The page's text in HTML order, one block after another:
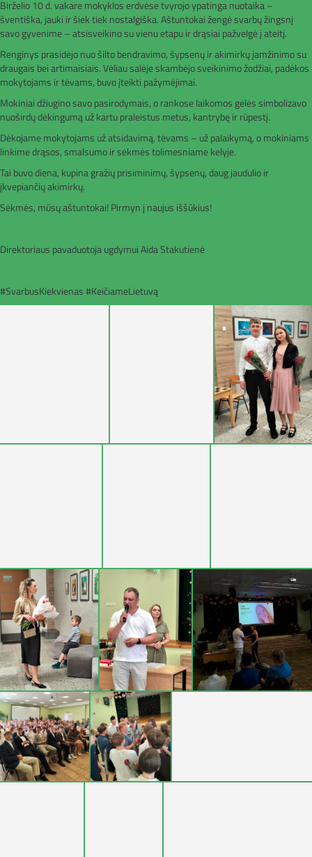
Birželio 10 d. vakare mokyklos erdvėse tvyrojo ypatinga nuotaika –
šventiška, jauki ir šiek tiek nostalgiška. Aštuntokai žengė svarbų žingsnį
savo gyvenime – atsisveikino su vienu etapu ir drąsiai pažvelgė į ateitį.
Renginys prasidėjo nuo šilto bendravimo, šypsenų ir akimirkų įamžinimo su
draugais bei artimaisiais. Vėliau salėje skambėjo sveikinimo žodžiai, padėkos
mokytojams ir tėvams, buvo įteikti pažymėjimai.
Mokiniai džiugino savo pasirodymais, o rankose laikomos gėlės simbolizavo
nuoširdų dėkingumą už kartu praleistus metus, kantrybę ir rūpestį.
Dėkojame mokytojams už atsidavimą, tėvams – už palaikymą, o mokiniams
linkime drąsos, smalsumo ir sėkmės tolimesniame kelyje.
Tai buvo diena, kupina gražių prisiminimų, šypsenų, daug jaudulio ir
įkvepiančių akimirkų.
Sėkmės, mūsų aštuntokai! Pirmyn į naujus iššūkius!
Direktoriaus pavaduotoja ugdymui Aida Stakutienė
#SvarbusKiekvienas #KeičiameLietuvą